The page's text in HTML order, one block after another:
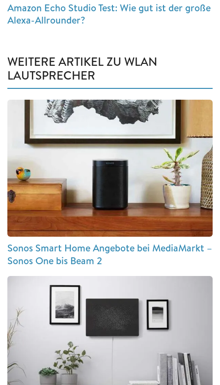
Amazon Echo Studio Test: Wie gut ist der große
Alexa-Allrounder?
WEITERE ARTIKEL ZU WLAN
LAUTSPRECHER
Sonos Smart Home Angebote bei MediaMarkt –
Sonos One bis Beam 2